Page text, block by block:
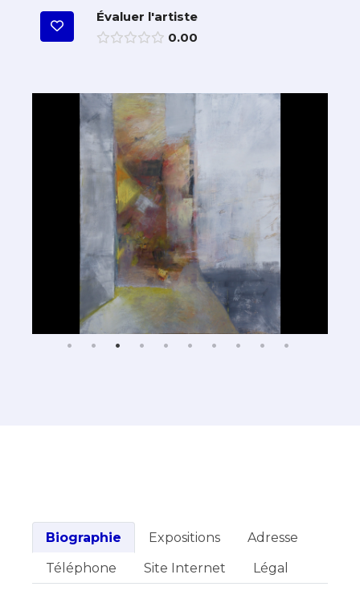
Évaluer l'artiste
0.00
Biographie Expositions
Adresse
Téléphone
Site Internet Légal